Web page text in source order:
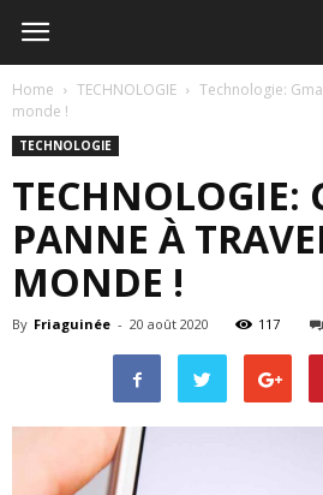
Home TECHNOLOGIE
Technologie:
monde !
TECHNOLOGIE
TECHNOLOGIE:
PANNE À
MONDE !
By Friaguinée - 20 août 2020 117